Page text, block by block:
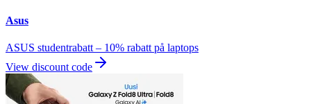
Asus
ASUS studentrabatt – 10% rabatt på laptops
View discount code